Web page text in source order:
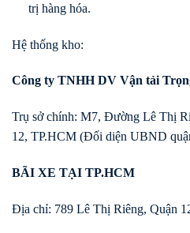
trị hàng hóa.
Hệ thống kho:
Công ty TNHH DV Vận tải
Trụ sở chính: M7, Đường Lê Thị
12, TP.HCM (Đối diện UBND
BÃI XE TẠI TP.HCM
Địa chỉ: 789 Lê Thị Riêng, Quận